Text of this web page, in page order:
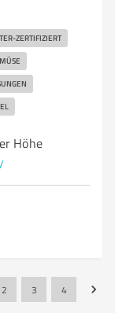
ZERTIFIZIERT
Höhe
2 3 4